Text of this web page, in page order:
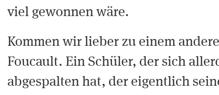
viel gewonnen wäre.
Kommen wir lieber zu einem
Foucault. Ein Schüler, der sich
abgespalten hat, der eigentlich